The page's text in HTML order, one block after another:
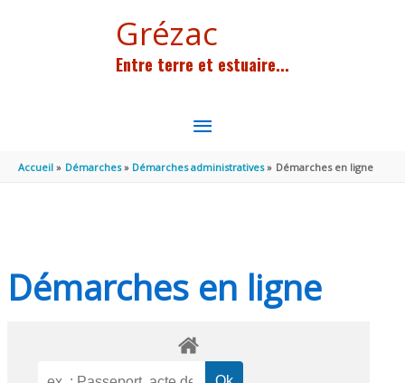
Grézac
Entre terre et estuaire...
MENU
PRINCIPAL
Accueil Démarches Démarches administratives Démarches en ligne
Démarches en ligne